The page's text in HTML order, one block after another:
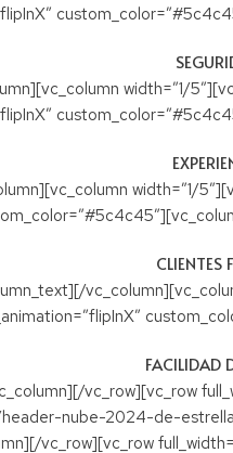
width=”1/
width=”1/
CLIENTES
FACILIDAD
vc_row][vc_row
nube-2024-de-
vc_row][vc_row